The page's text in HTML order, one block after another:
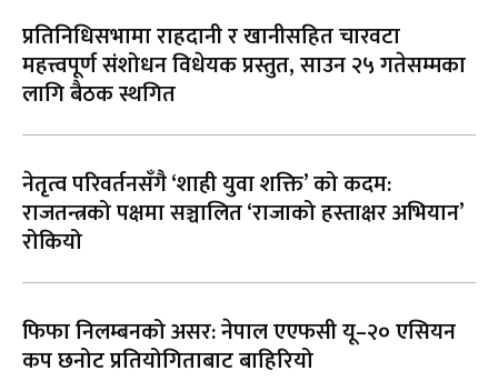
प्रतिनिधिसभामा राहदानी र खानीसहित चारवटा
महत्त्वपूर्ण संशोधन विधेयक प्रस्तुत, साउन २५ गतेसम्मका
लागि बैठक स्थगित
नेतृत्व परिवर्तनसँगै ‘शाही युवा शक्ति’ को कदम:
राजतन्त्रको पक्षमा सञ्चालित ‘राजाको हस्ताक्षर अभियान’
रोकियो
फिफा निलम्बनको असर: नेपाल एएफसी यू–२० एसियन
कप छनोट प्रतियोगिताबाट बाहिरियो